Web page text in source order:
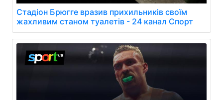
Стадіон Брюгге вразив прихильників своїм
жахливим станом туалетів - 24 канал Спорт